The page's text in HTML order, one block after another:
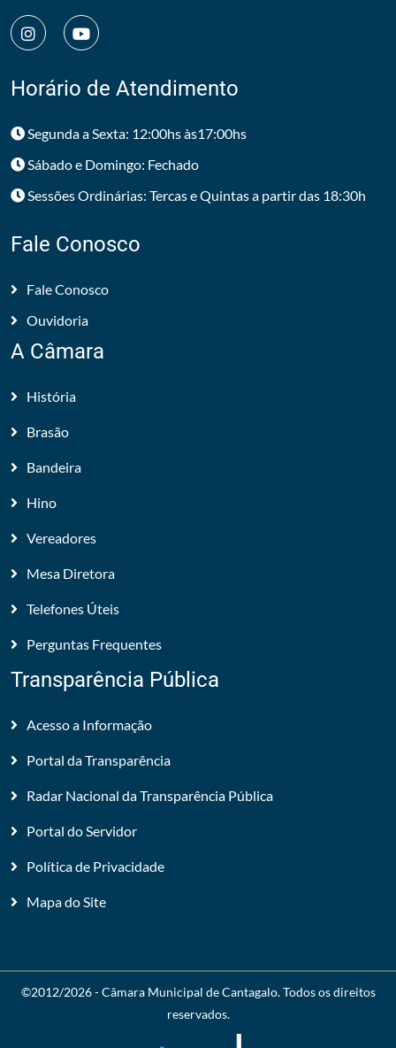
Horário de Atendimento
Segunda a Sexta: 12:00hs às17:00hs
Sábado e Domingo: Fechado
Sessões Ordinárias: Tercas e Quintas a partir das 18:30h
Fale Conosco
Fale Conosco
Ouvidoria
A Câmara
História
Brasão
Bandeira
Hino
Vereadores
Mesa Diretora
Telefones Úteis
Perguntas Frequentes
Transparência Pública
Acesso a Informação
Portal da Transparência
Radar Nacional da Transparência Pública
Portal do Servidor
Política de Privacidade
Mapa do Site
©2012/2026 -Câmara Municipal de Cantagalo. Todos os direitos
reservados.